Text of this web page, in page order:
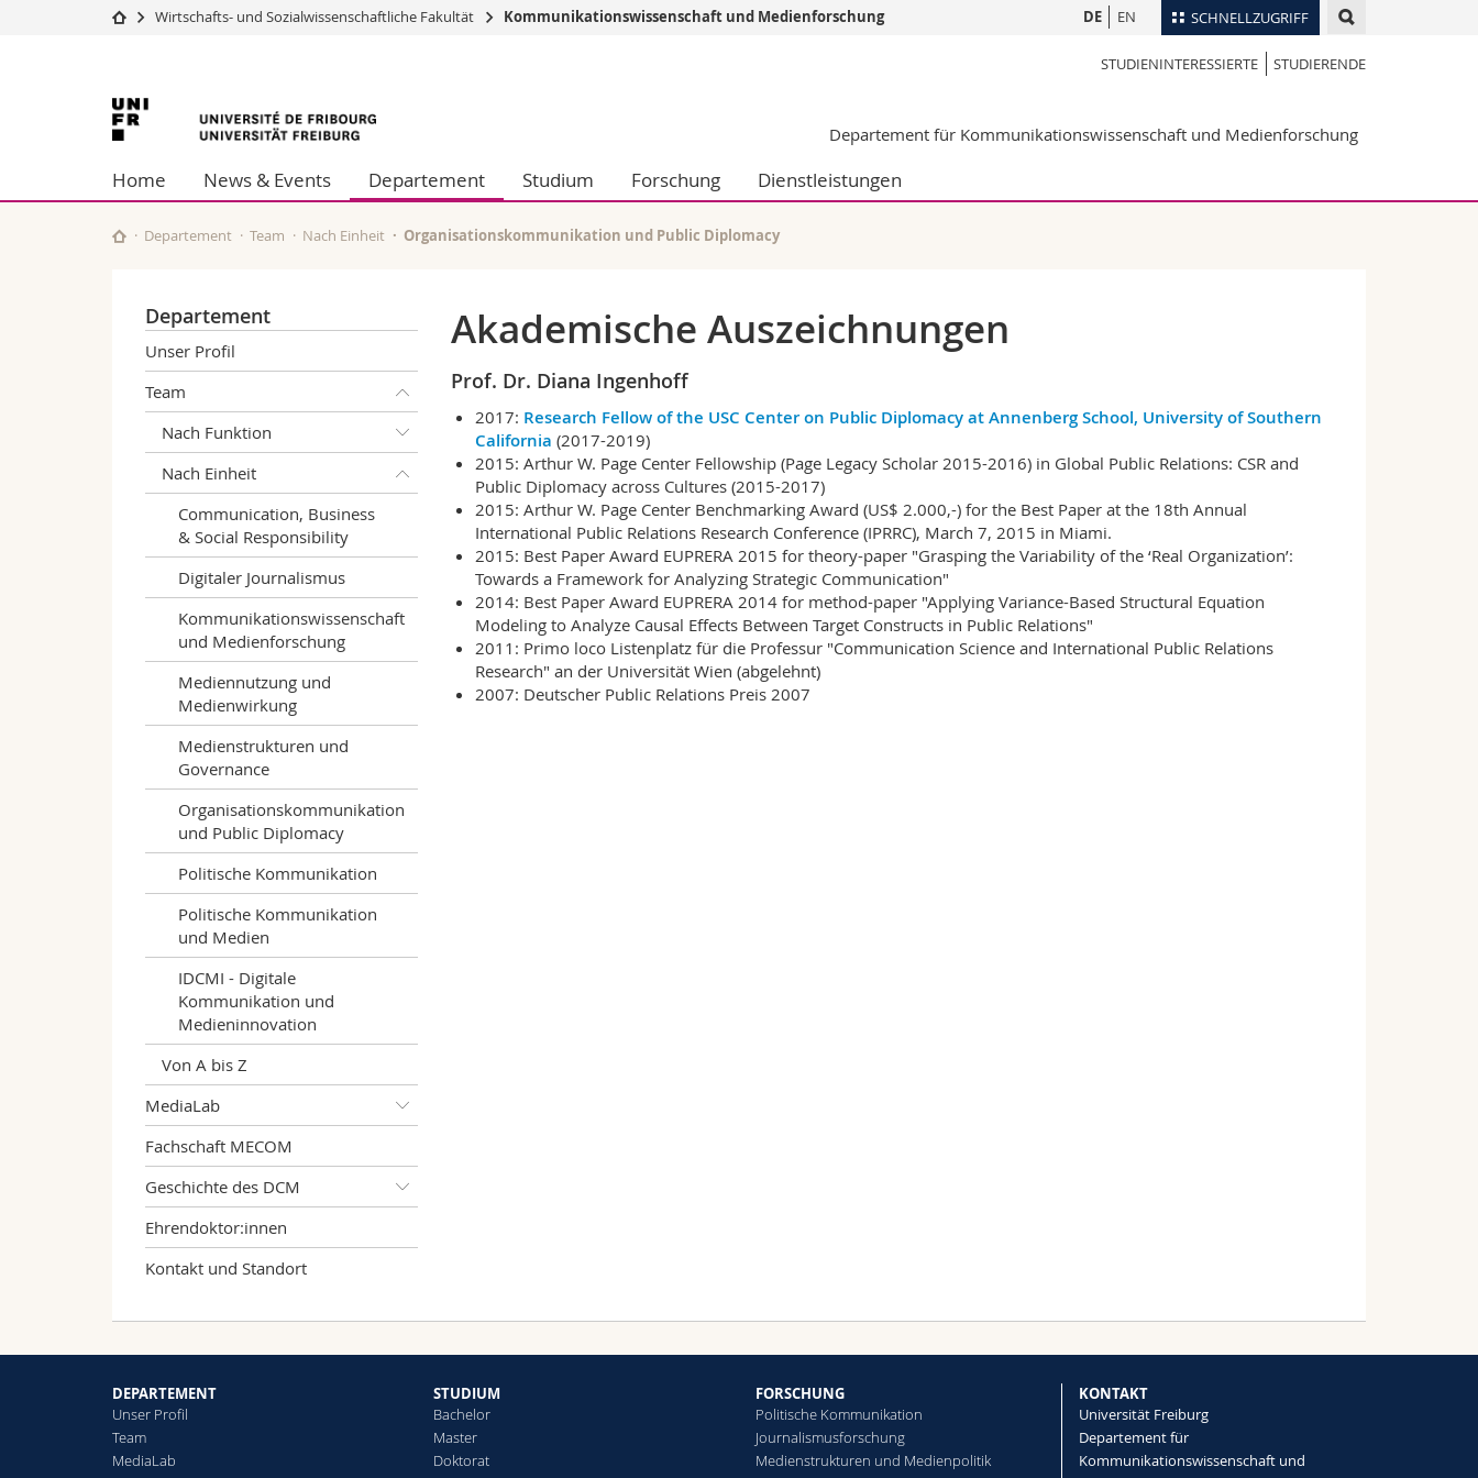
SCHNELLZUGRIFF
Studium
Campus
Universität
Weiterbildung
Theologische Fak.
Philosophische Fak.
Fak. für Erziehungs- und Bildungswissenschaften
Math.-Nat. und Med. Fak.
Interfakultär
Studierende
Forschende
Mitarbeitende
Personenverzeichnis
Bibliotheken
Vorlesungsverzeichnis
DE EN
Wirtschafts- und Sozialwissenschaftliche Fakultät Kommunikationswissenschaft und Medienforschung
STUDIENINTERESSIERTE STUDIERENDE
Universität
Freiburg
Departement für Kommunikationswissenschaft und Medienforschung
Home News & Events Departement Studium Forschung Dienstleistungen
Departement Team Nach Einheit Organisationskommunikation und Public Diplomacy
Departement
Unser Profil
Team
Nach Funktion
Nach Einheit
Communication, Business
& Social Responsibility
Digitaler Journalismus
Kommunikationswissenschaft
und Medienforschung
Mediennutzung und
Medienwirkung
Medienstrukturen und
Governance
Organisationskommunikation
und Public Diplomacy
Politische Kommunikation
Politische Kommunikation
und Medien
IDCMI - Digitale
Kommunikation und
Medieninnovation
Von A bis Z
MediaLab
Fachschaft MECOM
Geschichte des DCM
Ehrendoktor:innen
Kontakt und Standort
Akademische Auszeichnungen
Prof. Dr. Diana Ingenhoff
2017: Research Fellow of the USC Center on Public Diplomacy at Annenberg School, University of Southern
California (2017-2019)
2015: Arthur W. Page Center Fellowship (Page Legacy Scholar 2015-2016) in Global Public Relations: CSR and
Public Diplomacy across Cultures (2015-2017)
2015: Arthur W. Page Center Benchmarking Award (US$ 2.000,-) for the Best Paper at the 18th Annual
International Public Relations Research Conference (IPRRC), March 7, 2015 in Miami.
2015: Best Paper Award EUPRERA 2015 for theory-paper "Grasping the Variability of the ‘Real Organization’:
Towards a Framework for Analyzing Strategic Communication"
2014: Best Paper Award EUPRERA 2014 for method-paper "Applying Variance-Based Structural Equation
Modeling to Analyze Causal Effects Between Target Constructs in Public Relations"
2011: Primo loco Listenplatz für die Professur "Communication Science and International Public Relations
Research" an der Universität Wien (abgelehnt)
2007: Deutscher Public Relations Preis 2007
DEPARTEMENT
Unser Profil
Team
MediaLab
STUDIUM
Bachelor
Master
Doktorat
FORSCHUNG
Politische Kommunikation
Journalismusforschung
Medienstrukturen und Medienpolitik
KONTAKT
Universität Freiburg
Departement für
Kommunikationswissenschaft und